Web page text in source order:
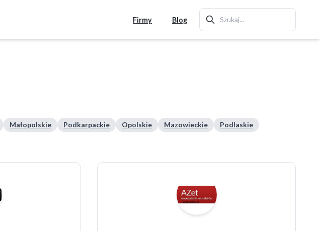
Firmy Blog
Małopolskie Podkarpackie Opolskie Mazowieckie
Podlaskie